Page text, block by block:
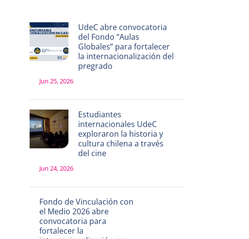
UdeC abre convocatoria
del Fondo “Aulas
Globales” para fortalecer
la internacionalización del
pregrado
Jun 25, 2026
Estudiantes
internacionales UdeC
exploraron la historia y
cultura chilena a través
del cine
Jun 24, 2026
Fondo de Vinculación con
el Medio 2026 abre
convocatoria para
fortalecer la